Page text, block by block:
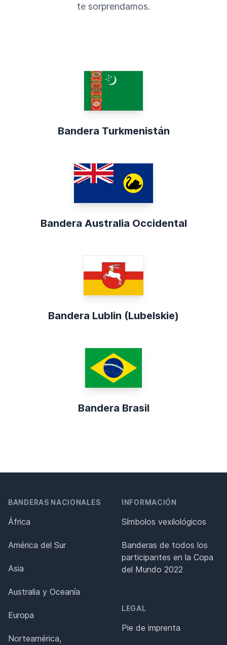
te sorprendamos.
Bandera Turkmenistán
Bandera Australia Occidental
Bandera Lublin (Lubelskie)
Bandera Brasil
BANDERAS NACIONALES
África
América del Sur
Asia
Australia y Oceanía
Europa
Norteamérica,
INFORMACIÓN
Símbolos vexilológicos
Banderas de todos los
participantes en la Copa
del Mundo 2022
LEGAL
Pie de imprenta